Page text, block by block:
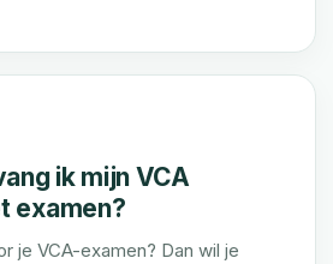
ik mijn VCA
examen?
je VCA-examen? Dan wil je